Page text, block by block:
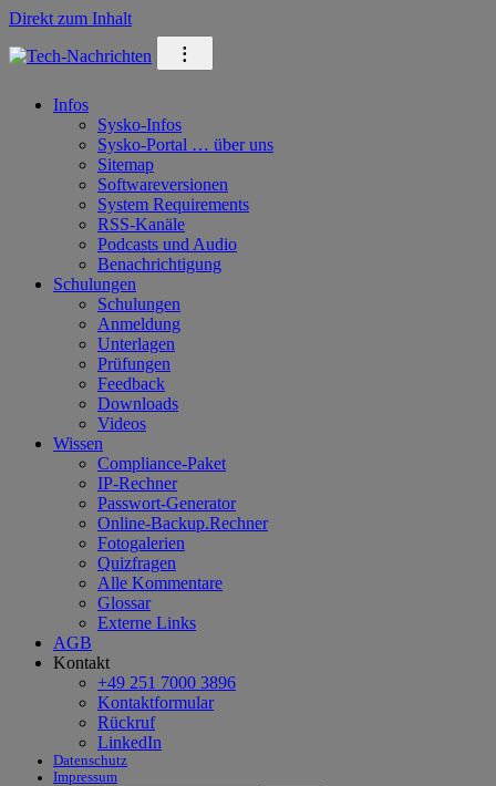
Direkt zum Inhalt
⁝
Infos
Sysko-Infos
Sysko-Portal … über uns
Sitemap
Softwareversionen
System Requirements
RSS-Kanäle
Podcasts und Audio
Benachrichtigung
Schulungen
Schulungen
Anmeldung
Unterlagen
Prüfungen
Feedback
Downloads
Videos
Wissen
Compliance-Paket
IP-Rechner
Passwort-Generator
Online-Backup.Rechner
Fotogalerien
Quizfragen
Alle Kommentare
Glossar
Externe Links
AGB
Kontakt
+49 251 7000 3896
Kontaktformular
Rückruf
LinkedIn
Datenschutz
Impressum